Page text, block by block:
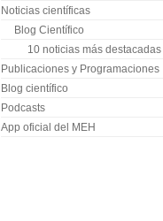
Noticias científicas
Blog Científico
10 noticias más
Publicaciones y Programaciones
Blog científico
Podcasts
App oficial del MEH